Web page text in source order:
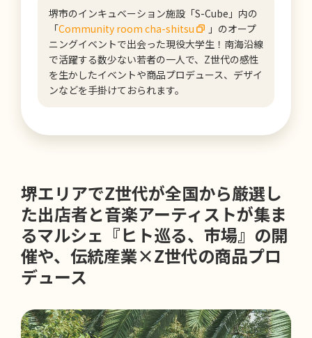
堺市のインキュベーション施設「S-Cube」内の
「Community room cha-shitsu
」のオープ
ニングイベントで出会った現役大学生！南海沿線
で活躍する数少ない若者の一人で、Z世代の感性
を生かしたイベントや商品プロデュース、デザイ
ンなどを手掛けておられます。
堺エリアでZ世代が全国から厳選し
た出店者と音楽アーティストが集ま
るマルシェ『ヒト巡る、市場』の開
催や、伝統産業×Z世代の商品プロ
デュース